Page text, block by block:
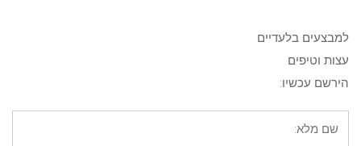
למבצעים בלעדיים
עצות וטיפים
הירשם עכשיו: